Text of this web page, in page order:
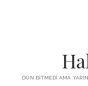
DÜN BITMEDI AMA